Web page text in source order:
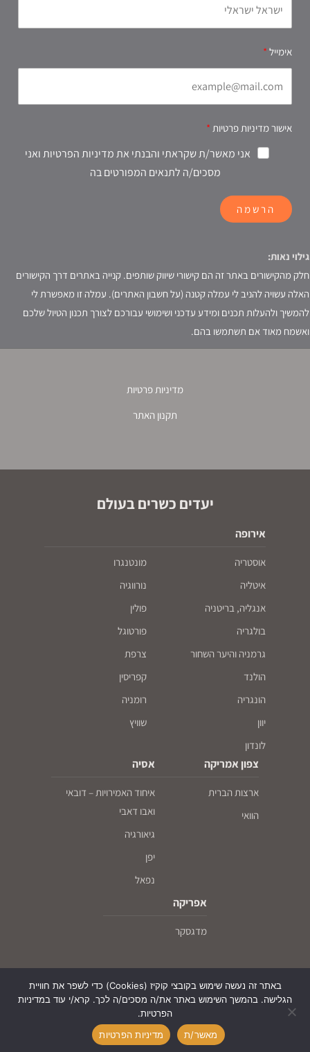
אימייל
אישור מדיניות פרטיות
אני מאשר/ת שקראתי והבנתי את מדיניות הפרטיות ואני
מסכים/ה לתנאים המפורטים בה
הרשמה
גילוי נאות:
חלק מהקישורים באתר זה הם קישורי שיווק שותפים. קנייה באתרים דרך הקישורים
האלה עשויה להניב לי עמלה קטנה (על חשבון האתרים). עמלה זו מאפשרת לי
להמשיך ולהעלות תכנים ומידע עדכני ושימושי עבורכם לצורך תכנון הטיול שלכם
ואשמח מאוד אם תשתמשו בהם.
מדיניות פרטיות
תקנון האתר
יעדים כשרים בעולם
אירופה
אוסטריה
איטליה
אנגליה, בריטניה
בולגריה
גרמניה והיער השחור
הולנד
הונגריה
יוון
לונדון
מונטנגרו
נורווגיה
פולין
פורטוגל
צרפת
קפריסין
רומניה
שוויץ
צפון אמריקה
ארצות הברית
הוואי
אסיה
איחוד האמירויות – דובאי
ואבו דאבי
גיאורגיה
יפן
נפאל
אפריקה
מדגסקר
© עם כיפה על המפה - חו"ל לדתיים ושומרי כשרות, כל הזכויות שמורות, 2026
באתר זה נעשה שימוש בקובצי קוקיז (Cookies) כדי לשפר את חוויית
הגלישה. בהמשך השימוש באתר את/ה מסכים/ה לכך. קרא/י עוד במדיניות
הפרטיות.
מאשר/ת
מדיניות הפרטיות